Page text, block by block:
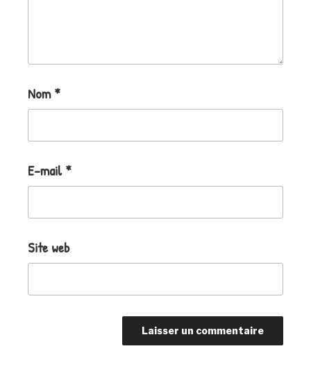
Nom*
E-mail*
Site web